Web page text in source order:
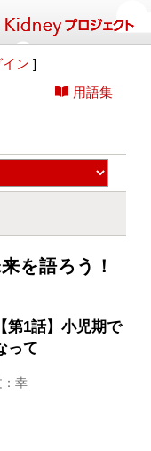
イン ]
用語集
を語ろう！
第1話】小児期で
って
：幸